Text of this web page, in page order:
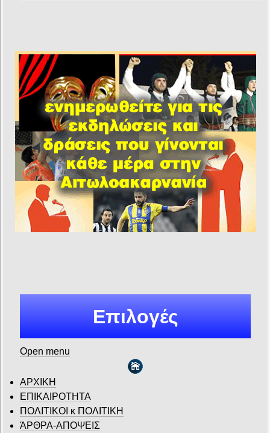
Επιλογές
Open menu
ΑΡΧΙΚΗ
ΕΠΙΚΑΙΡΟΤΗΤΑ
ΠΟΛΙΤΙΚΟΙ κ ΠΟΛΙΤΙΚΗ
ΆΡΘΡΑ-ΑΠΟΨΕΙΣ